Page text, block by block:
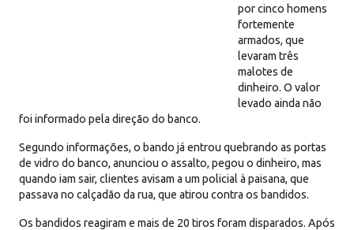
por cinco homens
fortemente
armados, que
levaram três
malotes de
dinheiro. O valor
levado ainda não
foi informado pela direção do banco.
Segundo informações, o bando já entrou quebrando as portas
de vidro do banco, anunciou o assalto, pegou o dinheiro, mas
quando iam sair, clientes avisam a um policial à paisana, que
passava no calçadão da rua, que atirou contra os bandidos.
Os bandidos reagiram e mais de 20 tiros foram disparados. Após